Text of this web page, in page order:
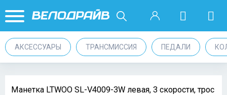
АКСЕССУАРЫ ТРАНСМИССИЯ ПЕДАЛИ
Манетка LTWOO SL-V4009-3W левая, 3 скорости, трос